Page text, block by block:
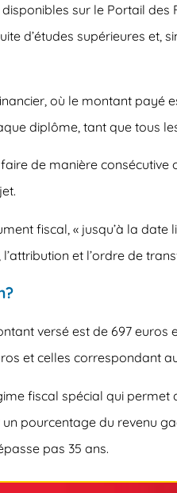
sur le Portail
d’études supérieures et,
où le montant payé
diplôme, tant que tous
de manière consécutive
fiscal, « jusqu’à la date
et l’ordre de
versé est de 697
et celles correspondant
fiscal spécial qui
pourcentage du revenu
pas 35 ans.